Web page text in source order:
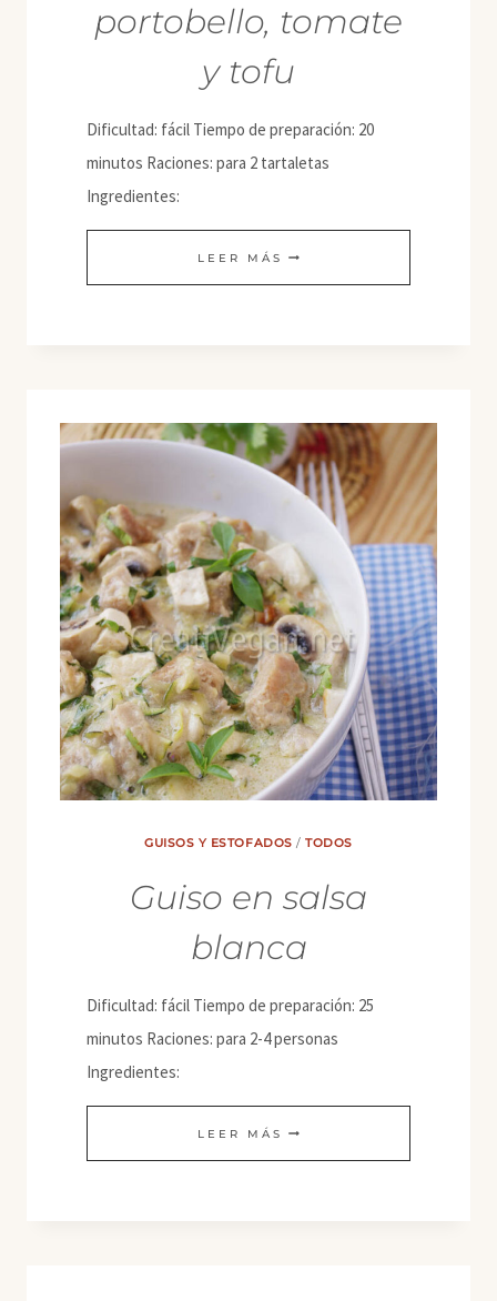
portobello, tomate
y tofu
Dificultad: fácil Tiempo de preparación: 20
minutos Raciones: para 2 tartaletas
Ingredientes:
LEER MÁS TARTALETAS
DE
Y
TOFU
GUISOS Y ESTOFADOS /TODOS
Guiso en salsa
blanca
Dificultad: fácil Tiempo de preparación: 25
minutos Raciones: para 2-4 personas
Ingredientes:
LEER MÁS GUISO
EN